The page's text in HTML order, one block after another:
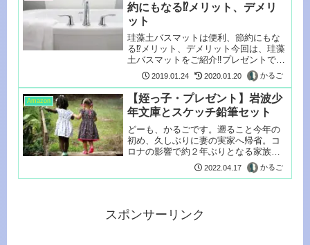
約にもなる⁉メリット、デメリ
ット
珪藻土バスマットは便利、節約にもな
る⁉メリット、デメリット今回は、珪藻
土バスマットをご紹介‼︎プレゼントで貰
っ...
2019.01.24 2020.01.20 かるご
Amazon
【姪っ子・プレゼント】岩波少
年文庫とスケッチ鉛筆セット
どーも、かるごです。遡ること今年の
初め、久しぶりに妻の実家へ帰省。コ
ロナの影響で約２年ぶりとなる家族の
2022.04.17 かるご
スポンサーリンク